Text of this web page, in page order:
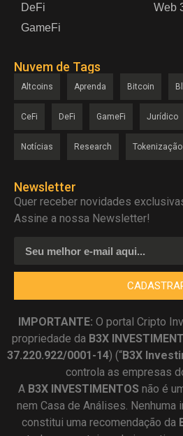
DeFi
GameFi
Web
Nuvem de Tags
Altcoins Aprenda Bitcoin
CeFi DeFi GameFi Jurídico
Notícias Research Tokenização
Newsletter
Quer receber novidades
Assine a nossa Newsletter!
IMPORTANTE: O portal Cripto
propriedade da B3X
37.220.922/0001-14) (“B3X
controla as empresas
A B3X INVESTIMENTOS não é
nem Casa de Análises. Nenhuma
constitui uma recomendação da